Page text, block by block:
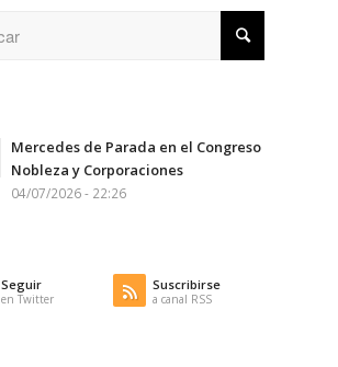
Mercedes de Parada en el Congreso
Nobleza y Corporaciones
04/07/2026 - 22:26
Seguir
en Twitter
Suscribirse
a canal RSS